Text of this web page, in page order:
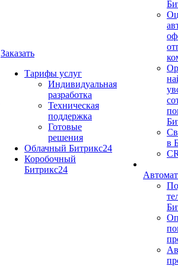
Заказать
Тарифы услуг
Индивидуальная
разработка
Техническая
поддержка
Готовые
решения
Облачный Битрикс24
Коробочный
Битрикс24
в